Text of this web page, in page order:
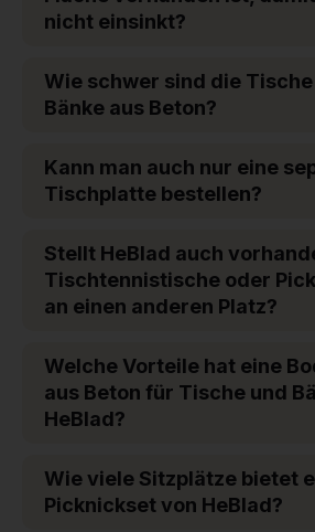
nicht einsinkt?
Wie schwer sind die
Bänke aus Beton?
Kann man auch nur eine
Tischplatte bestellen?
Stellt HeBlad auch
Tischtennistische oder
an einen anderen Platz?
Welche Vorteile hat eine
aus Beton für Tische und
HeBlad?
Wie viele Sitzplätze bietet
Picknickset von HeBlad?